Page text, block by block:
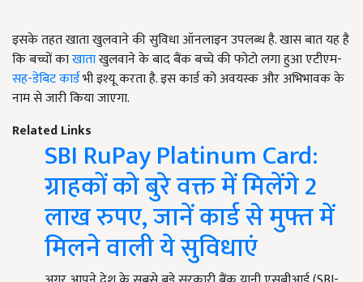
इसके तहत खाता खुलवाने की सुविधा ऑनलाइन उपलब्‍ध है. खास बात यह है
कि बच्चों काखाताखुलवाने के बाद बैंक बच्चे की फोटो लगा हुआ एटीएम-
सह-डेबिट कार्डभी इश्यू करता है. इस कार्ड को अवयस्क और अभिभावक के
नाम से जारी किया जाएगा.
Related Links
SBI RuPay Platinum Card:
ग्राहकों को बुरे वक्त में मिलेंगे 2
लाख रुपए, जानें कार्ड से मुफ्त में
मिलने वाली ये सुविधाएं